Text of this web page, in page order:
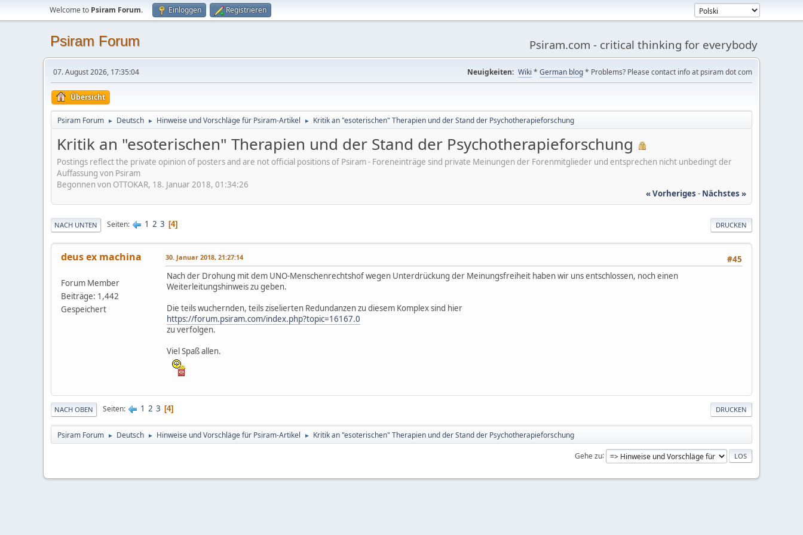
Welcome to Psiram Forum. Einloggen Registrieren
Psiram Forum Psiram.com - critical thinking for everybody
07. August 2026, 17:35:04 Neuigkeiten: Wiki * German blog* Problems? Please contact info at psiram dot com
Übersicht
Psiram Forum ► Deutsch ► Hinweise und Vorschläge für Psiram-Artikel ► Kritik an "esoterischen" Therapien und der Stand der Psychotherapieforschung
Kritik an "esoterischen" Therapien und der Stand der Psychotherapieforschung
Postings reflect the private opinion of posters and are not official positions of Psiram - Foreneinträge sind private Meinungen der Forenmitglieder und entsprechen nicht unbedingt der
Auffassung von Psiram
Begonnen von OTTOKAR, 18. Januar 2018, 01:34:26
« Vorheriges - Nächstes »
DRUCKEN
NACH UNTEN Seiten 1 2 3 4
deus ex machina
Forum Member
Beiträge: 1,442
Gespeichert
#45
30. Januar 2018, 21:27:14
Nach der Drohung mit dem UNO-Menschenrechtshof wegen Unterdrückung der Meinungsfreiheit haben wir uns entschlossen, noch einen
Weiterleitungshinweis zu geben.
Die teils wuchernden, teils ziselierten Redundanzen zu diesem Komplex sind hier
https://forum.psiram.com/index.php?topic=16167.0
zu verfolgen.
Viel Spaß allen.
DRUCKEN
NACH OBEN Seiten 1 2 3 4
Psiram Forum ► Deutsch ► Hinweise und Vorschläge für Psiram-Artikel ► Kritik an "esoterischen" Therapien und der Stand der Psychotherapieforschung
Gehe zu